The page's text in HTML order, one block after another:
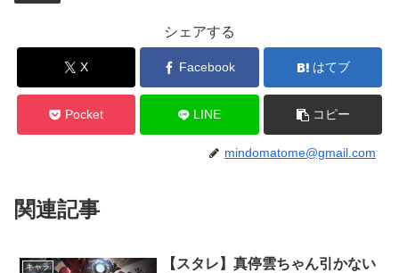
シェアする
X Facebook はてブ
Pocket LINE コピー
mindomatome@gmail.com
関連記事
キャラ
【スタレ】真停雲ちゃん引かない